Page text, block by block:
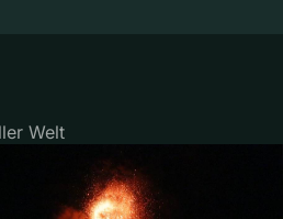
Welt